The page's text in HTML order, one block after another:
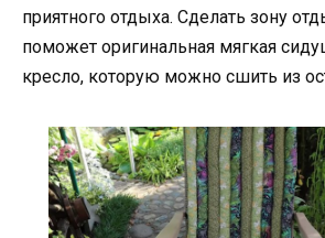
приятного отдыха. Сделать зону
поможет оригинальная мягкая
кресло, которую можно сшить из